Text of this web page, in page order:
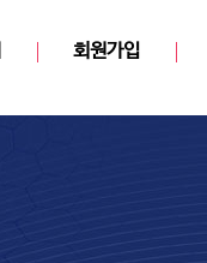
회원가입